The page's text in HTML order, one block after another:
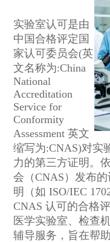
实验室认可是由
中国合格评定国
家认可委员会(英
文名称为:China
National
Accreditation
Service for
Conformity
Assessment 英文
缩写为:CNAS)对实
力的第三方证明。
会（CNAS）发布
明（如 ISO/IEC
CNAS 认可的合格
医学实验室、检查
辅导服务，旨在帮